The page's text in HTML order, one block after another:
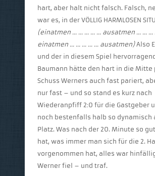
hart, aber halt nicht falsch. Falsch,
war es, in der VÖLLIG HARMLOSEN
(einatmen … … … … … ausatmen … … …
einatmen … … … … … ausatmen)Also
und der in diesem Spiel
Baumann hätte den hart in die Mitte
Schuss Werners auch fast pariert,
nur fast – und so stand es kurz nach
Wiederanpfiff 2:0 für die Gastgeber
noch bestenfalls halb so dynamisch
Platz. Was nach der 20. Minute so
hat, was immer man sich für die 2.
vorgenommen hat, alles war
Werner fiel – und traf.